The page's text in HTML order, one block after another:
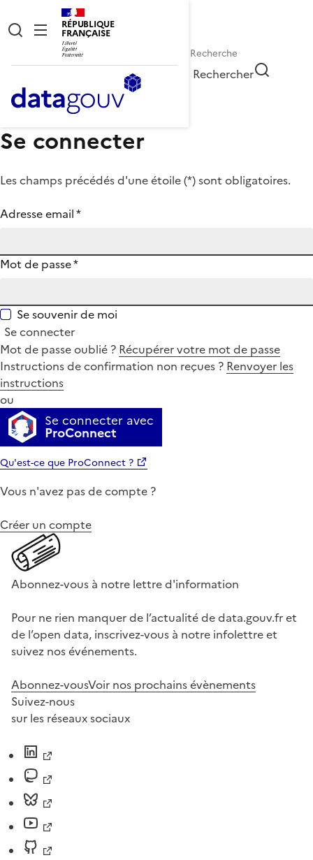
RÉPUBLIQUE
FRANÇAISE
Rechercher
Se connecter
Les champs précédés d'une étoile (*) sont obligatoires.
Adresse email*
Mot de passe*
Se souvenir de moi
Se connecter
Mot de passe oublié ? Récupérer votre mot de passe
Instructions de confirmation non reçues ? Renvoyer les
instructions
ou
Se connecter avec
ProConnect
Qu'est-ce que ProConnect ?
Vous n'avez pas de compte ?
Créer un compte
Abonnez-vous à notre lettre d'information
Pour ne rien manquer de l’actualité de data.gouv.fr et
de l’open data, inscrivez-vous à notre infolettre et
suivez nos événements.
Abonnez-vousVoir nos prochains évènements
Suivez-nous
sur les réseaux sociaux